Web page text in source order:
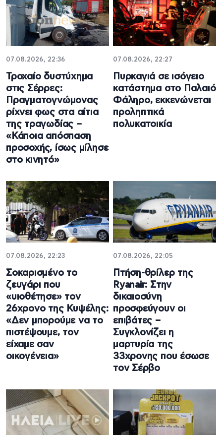
07.08.2026, 22:36
Τροχαίο δυστύχημα
στις Σέρρες:
Πραγματογνώμονας
ρίχνει φως στα αίτια
της τραγωδίας –
«Κάποια απόσπαση
προσοχής, ίσως μίλησε
στο κινητό»
07.08.2026, 22:27
Πυρκαγιά σε ισόγειο
κατάστημα στο Παλαιό
Φάληρο, εκκενώνεται
προληπτικά
πολυκατοικία
07.08.2026, 22:23
Σοκαρισμένο το
ζευγάρι που
«υιοθέτησε» τον
26χρονο της Κυψέλης:
«Δεν μπορούμε να το
πιστέψουμε, τον
είχαμε σαν
οικογένεια»
07.08.2026, 22:05
Πτήση-θρίλερ της
Ryanair: Στην
δικαιοσύνη
προσφεύγουν οι
επιβάτες –
Συγκλονίζει η
μαρτυρία της
33χρονης που έσωσε
τον Σέρβο